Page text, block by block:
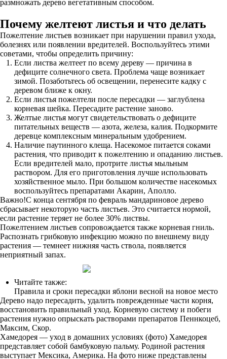
размножать дерево вегетативным способом.
Почему желтеют листья и что делать
Пожелтение листьев возникает при нарушении правил ухода,
болезнях или появлении вредителей. Воспользуйтесь этими
советами, чтобы определить причину:
Если листва желтеет по всему дереву — причина в
дефиците солнечного света. Проблема чаще возникает
зимой. Позаботьтесь об освещении, перенесите кадку с
деревом ближе к окну.
Если листья пожелтели после пересадки — заглублена
корневая шейка. Пересадите растение заново.
Желтые листья могут свидетельствовать о дефиците
питательных веществ — азота, железа, калия. Подкормите
деревце комплексным минеральным удобрением.
Наличие паутинного клеща. Насекомое питается соками
растения, что приводит к пожелтению и опаданию листьев.
Если вредителей мало, протрите листья мыльным
раствором. Для его приготовления лучше использовать
хозяйственное мыло. При большом количестве насекомых
воспользуйтесь препаратами Акарин, Аполло.
Важно!С конца сентября по февраль мандариновое дерево
сбрасывает некоторую часть листьев. Это считается нормой,
если растение теряет не более 30% листвы.
Пожелтением листьев сопровождается также корневая гниль.
Распознать грибковую инфекцию можно по внешнему виду
растения — темнеет нижняя часть ствола, появляется
неприятный запах.
Читайте также:
Правила и сроки пересадки яблони весной на новое место
Дерево надо пересадить, удалить поврежденные части корня,
восстановить правильный уход. Корневую систему и побеги
растения нужно опрыскать растворами препаратов Пеннкоцеб,
Максим, Скор.
Хамедорея — уход в домашних условиях (фото) Хамедорея
представляет собой бамбуковую пальму. Родиной растения
выступает Мексика, Америка. На фото ниже представлены